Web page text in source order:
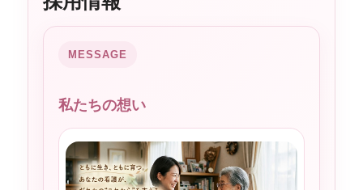
MESSAGE
私たちの想い